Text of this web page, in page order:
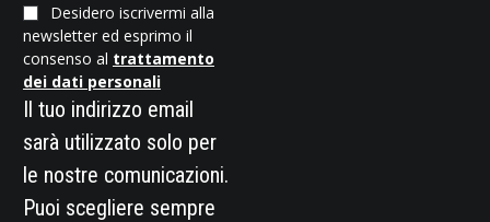
Desidero iscrivermi alla
newsletter ed esprimo il
consenso al trattamento
dei dati personali
Il tuo indirizzo email
sarà utilizzato solo per
le nostre comunicazioni.
Puoi scegliere sempre